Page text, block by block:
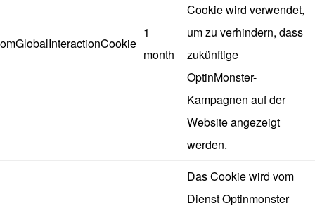
omGlobalInteractionCookie
1
month
Cookie wird verwendet,
um zu verhindern, dass
zukünftige
OptinMonster-
Kampagnen auf der
Website angezeigt
werden.
Das Cookie wird vom
Dienst Optinmonster